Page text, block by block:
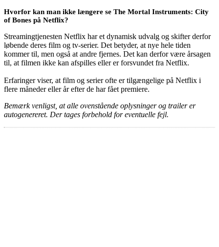
Hvorfor kan man ikke længere se The Mortal Instruments: City
of Bones på Netflix?
Streamingtjenesten Netflix har et dynamisk udvalg og skifter derfor
løbende deres film og tv-serier. Det betyder, at nye hele tiden
kommer til, men også at andre fjernes. Det kan derfor være årsagen
til, at filmen ikke kan afspilles eller er forsvundet fra Netflix.
Erfaringer viser, at film og serier ofte er tilgængelige på Netflix i
flere måneder eller år efter de har fået premiere.
Bemærk venligst, at alle ovenstående oplysninger og trailer er
autogenereret. Der tages forbehold for eventuelle fejl.